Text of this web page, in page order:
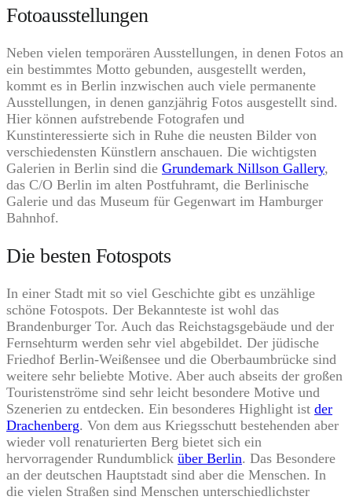
Fotoausstellungen
Neben vielen temporären Ausstellungen, in denen Fotos an
ein bestimmtes Motto gebunden, ausgestellt werden,
kommt es in Berlin inzwischen auch viele permanente
Ausstellungen, in denen ganzjährig Fotos ausgestellt sind.
Hier können aufstrebende Fotografen und
Kunstinteressierte sich in Ruhe die neusten Bilder von
verschiedensten Künstlern anschauen. Die wichtigsten
Galerien in Berlin sind die Grundemark Nillson Gallery,
das C/O Berlin im alten Postfuhramt, die Berlinische
Galerie und das Museum für Gegenwart im Hamburger
Bahnhof.
Die besten Fotospots
In einer Stadt mit so viel Geschichte gibt es unzählige
schöne Fotospots. Der Bekannteste ist wohl das
Brandenburger Tor. Auch das Reichstagsgebäude und der
Fernsehturm werden sehr viel abgebildet. Der jüdische
Friedhof Berlin-Weißensee und die Oberbaumbrücke sind
weitere sehr beliebte Motive. Aber auch abseits der großen
Touristenströme sind sehr leicht besondere Motive und
Szenerien zu entdecken. Ein besonderes Highlight ist der
Drachenberg. Von dem aus Kriegsschutt bestehenden aber
wieder voll renaturierten Berg bietet sich ein
hervorragender Rundumblick über Berlin. Das Besondere
an der deutschen Hauptstadt sind aber die Menschen. In
die vielen Straßen sind Menschen unterschiedlichster